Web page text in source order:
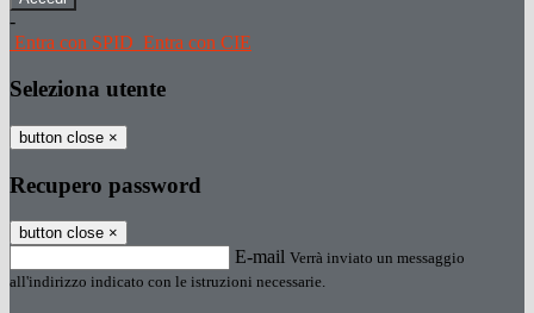
-
Entra con SPID Entra con CIE
Seleziona utente
button close ×
Recupero password
button close ×
E-mail Verrà inviato un messaggio
all'indirizzo indicato con le istruzioni necessarie.